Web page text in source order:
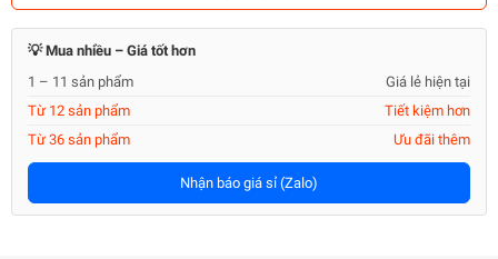
💡 Mua nhiều – Giá tốt hơn
1 – 11 sản phẩm
Giá lẻ hiện tại
Từ 12 sản phẩm
Tiết kiệm hơn
Từ 36 sản phẩm
Ưu đãi thêm
Nhận báo giá sỉ (Zalo)